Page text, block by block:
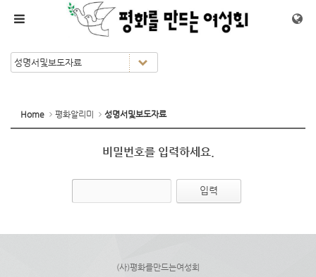
Home 평화알리미 성명서및보도자료
비밀번호를 입력하세요.
(사)평화를만드는여성회